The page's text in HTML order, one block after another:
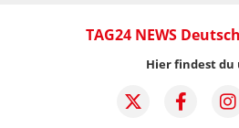
TAG24 NEWS
Hier findest du